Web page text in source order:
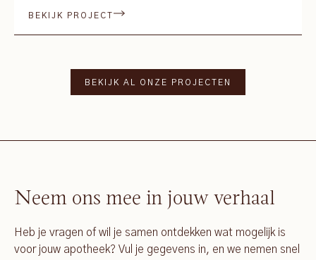
BEKIJK PROJECT
BEKIJK AL ONZE PROJECTEN
Neem ons mee in jouw verhaal
Heb je vragen of wil je samen ontdekken wat mogelijk is
voor jouw apotheek? Vul je gegevens in, en we nemen snel